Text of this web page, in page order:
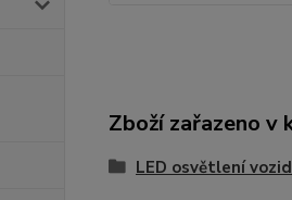
Zboží zařazeno v
LED osvětlení